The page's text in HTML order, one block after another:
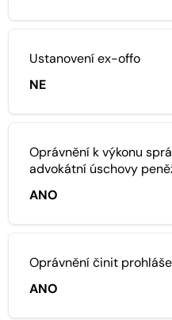
Ustanovení ex-offo
NE
Oprávnění k výkonu
advokátní úschovy
ANO
Oprávnění činit
ANO